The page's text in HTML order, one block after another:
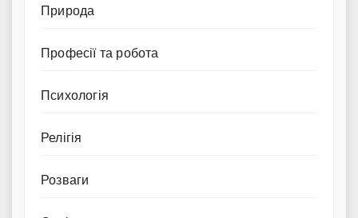
Природа
Професії та робота
Психологія
Релігія
Розваги